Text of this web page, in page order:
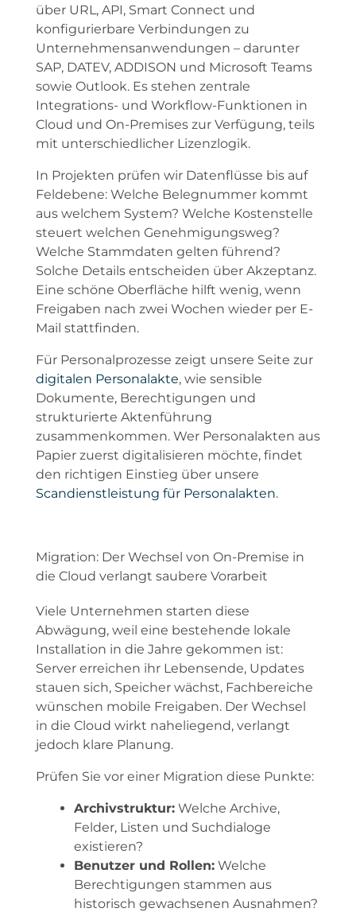
über URL, API, Smart Connect und
konfigurierbare Verbindungen zu
Unternehmensanwendungen – darunter
SAP, DATEV, ADDISON und Microsoft Teams
sowie Outlook. Es stehen zentrale
Integrations- und Workflow-Funktionen in
Cloud und On-Premises zur Verfügung, teils
mit unterschiedlicher Lizenzlogik.
In Projekten prüfen wir Datenflüsse bis auf
Feldebene: Welche Belegnummer kommt
aus welchem System? Welche Kostenstelle
steuert welchen Genehmigungsweg?
Welche Stammdaten gelten führend?
Solche Details entscheiden über Akzeptanz.
Eine schöne Oberfläche hilft wenig, wenn
Freigaben nach zwei Wochen wieder per E-
Mail stattfinden.
Für Personalprozesse zeigt unsere Seite zur
digitalen Personalakte, wie sensible
Dokumente, Berechtigungen und
strukturierte Aktenführung
zusammenkommen. Wer Personalakten aus
Papier zuerst digitalisieren möchte, findet
den richtigen Einstieg über unsere
Scandienstleistung für Personalakten.
Migration: Der Wechsel von On-Premise in
die Cloud verlangt saubere Vorarbeit
Viele Unternehmen starten diese
Abwägung, weil eine bestehende lokale
Installation in die Jahre gekommen ist:
Server erreichen ihr Lebensende, Updates
stauen sich, Speicher wächst, Fachbereiche
wünschen mobile Freigaben. Der Wechsel
in die Cloud wirkt naheliegend, verlangt
jedoch klare Planung.
Prüfen Sie vor einer Migration diese Punkte:
Archivstruktur: Welche Archive,
Felder, Listen und Suchdialoge
existieren?
Benutzer und Rollen: Welche
Berechtigungen stammen aus
historisch gewachsenen Ausnahmen?